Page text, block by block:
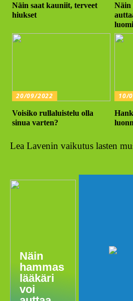
Näin saat kauniit, terveet
hiukset
Näin
20/09/2022
Voisiko rullaluistelu olla
sinua varten?
10/
Lea Lavenin vaikutus lasten
Näin
hammas
lääkäri
voi